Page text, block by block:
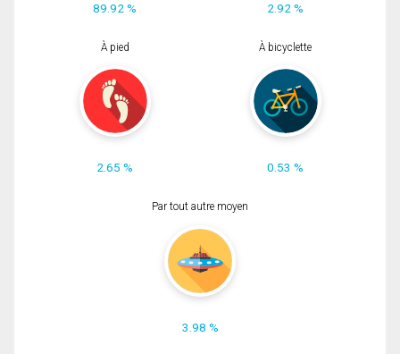
89.92 % 2.92 %
À pied
2.65 %
À bicyclette
0.53 %
Par tout autre moyen
3.98 %